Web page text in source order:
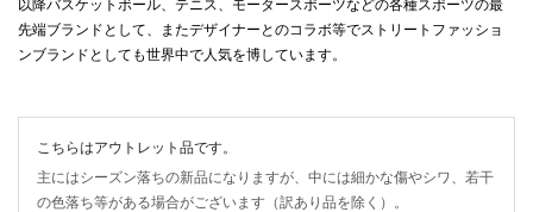
以降バスケットボール、テニス、モータースポーツなどの各種スポーツの最
先端ブランドとして、またデザイナーとのコラボ等でストリートファッショ
ンブランドとしても世界中で人気を博しています。
こちらはアウトレット品です。
主にはシーズン落ちの新品になりますが、中には細かな傷やシワ、若干
の色落ち等がある場合がございます（訳あり品を除く）。